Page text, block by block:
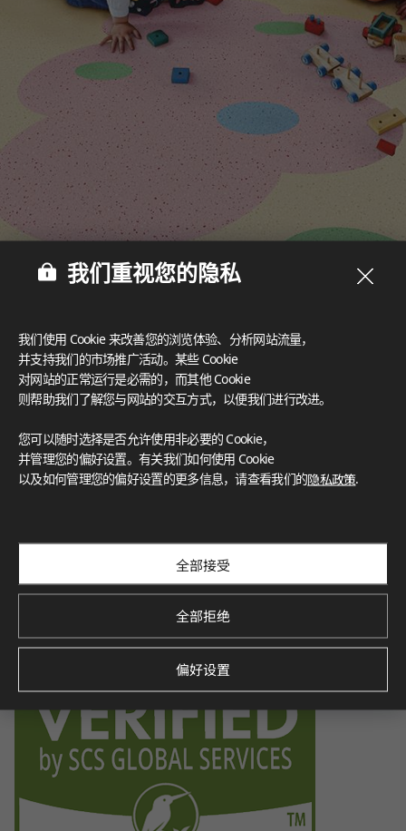
多样设计‌
丰富的设计选择为创意空间营造提供了可能，可满足任何美学风
格需求。
认证
LX Hausys 的 HFLOR 地板秉承对人、空间和环境的承诺，提
供无与伦比的可靠性。
FloorScore®
Environmental Product Declaration
Verified by SCS Global Services, this certification demonstra
tes the product’s environmental impact throughout its life
cycle, promoting sustainability.
我们重视您的隐私
我们使用 Cookie 来改善您的浏览体验、分析网站流量，
并支持我们的市场推广活动。某些 Cookie
对网站的正常运行是必需的，而其他 Cookie
则帮助我们了解您与网站的交互方式，以便我们进行改进。
您可以随时选择是否允许使用非必要的 Cookie，
并管理您的偏好设置。有关我们如何使用 Cookie
以及如何管理您的偏好设置的更多信息，请查看我们的隐私政策.
全部接受
全部拒绝
偏好设置